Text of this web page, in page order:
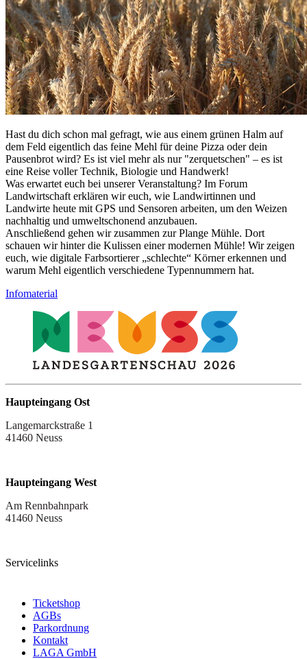
Hast du dich schon mal gefragt, wie aus einem grünen Halm auf
dem Feld eigentlich das feine Mehl für deine Pizza oder dein
Pausenbrot wird? Es ist viel mehr als nur "zerquetschen" – es ist
eine Reise voller Technik, Biologie und Handwerk!
Was erwartet euch bei unserer Veranstaltung? Im Forum
Landwirtschaft erklären wir euch, wie Landwirtinnen und
Landwirte heute mit GPS und Sensoren arbeiten, um den Weizen
nachhaltig und umweltschonend anzubauen.
Anschließend gehen wir zusammen zur Plange Mühle. Dort
schauen wir hinter die Kulissen einer modernen Mühle! Wir zeigen
euch, wie digitale Farbsortierer „schlechte“ Körner erkennen und
warum Mehl eigentlich verschiedene Typennummern hat.
Infomaterial
Haupteingang Ost
Langemarckstraße 1
41460 Neuss
Haupteingang West
Am Rennbahnpark
41460 Neuss
Servicelinks
Ticketshop
AGBs
Parkordnung
Kontakt
LAGA GmbH